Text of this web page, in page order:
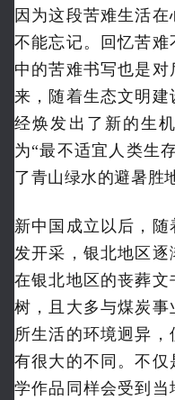
因为这段苦难生活
不能忘记。回忆苦
中的苦难书写也是
来，随着生态文明
经焕发出了新的生
为“最不适宜人类生
了青山绿水的避暑胜
新中国成立以后，
发开采，银北地区逐
在银北地区的丧葬
树，且大多与煤炭
所生活的环境迥异
有很大的不同。不
学作品同样会受到